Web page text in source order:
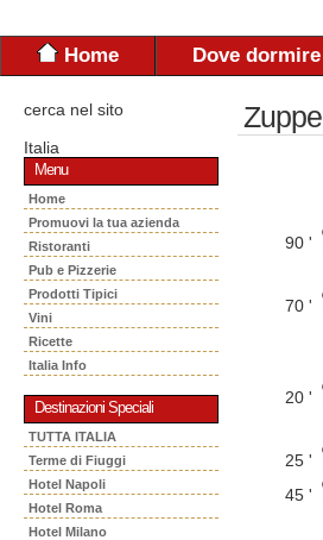
Home Dove dormire
cerca nel sito
Italia
Menu
Home
Promuovi la tua azienda
Ristoranti
Pub e Pizzerie
Prodotti Tipici
Vini
Ricette
Italia Info
Destinazioni Speciali
TUTTA ITALIA
Terme di Fiuggi
Hotel Napoli
Hotel Roma
Hotel Milano
Zuppe
90 '
70 '
20 '
25 '
45 '